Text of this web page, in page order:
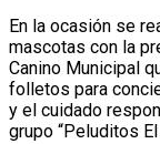
En la ocasión se
mascotas con la
Canino Municipal
folletos para
y el cuidado
grupo “Peluditos